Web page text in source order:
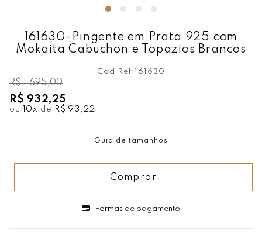
161630-Pingente em Prata 925 com
Mokaita Cabuchon e Topazios Brancos
Cod Ref: 161630
R$ 1.695,00
R$ 932,25
ou 10x de R$ 93,22
Guia de tamanhos
Comprar
Formas de pagamento